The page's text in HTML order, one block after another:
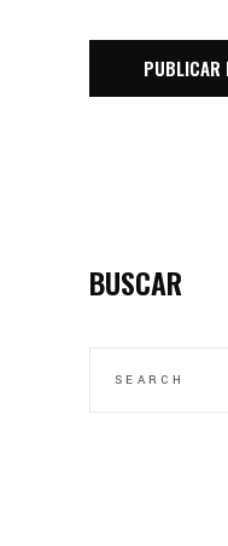
BUSCAR